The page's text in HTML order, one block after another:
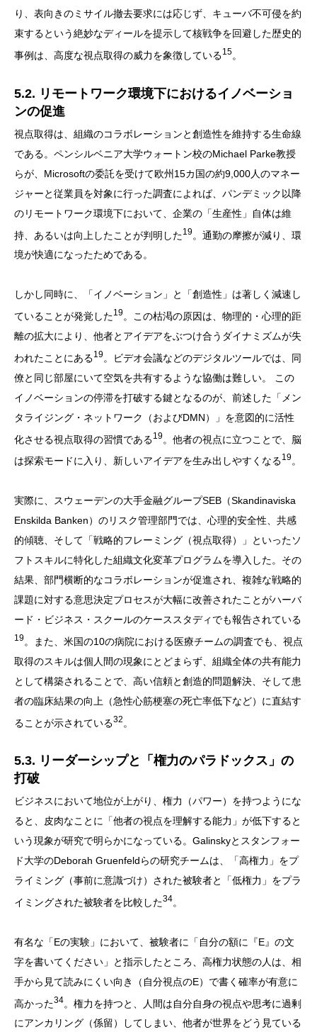
り、表向きのミサイル撤去要求には応じず、キューバ不可侵を約
束するという絶妙なディールを提示して核戦争を回避した歴史的
事例は、高度な視点取得の威力を象徴している15。
5.2. リモートワーク環境下におけるイノベーショ
ンの促進
視点取得は、組織のコラボレーションと創造性を維持する生命線
である。ペンシルベニア大学ウォートン校のMichael Parke教授
らが、Microsoftの委託を受けて欧州15カ国の約9,000人のマネー
ジャーと従業員を対象に行った調査によれば、パンデミック以降
のリモートワーク環境下において、企業の「生産性」自体は維
持、あるいは向上したことが判明した19。通勤の摩擦が減り、環
境が快適になったためである。
しかし同時に、「イノベーション」と「創造性」は著しく減速し
ていることが発覚した19。この枯渇の原因は、物理的・心理的距
離の拡大により、他者とアイデアをぶつけ合うダイナミズムが失
われたことにある19。ビデオ会議などのデジタルツールでは、同
僚と同じ部屋にいて空気を共有するような協働は難しい。 この
イノベーションの停滞を打破する鍵となるのが、前述した「メン
タライジング・ネットワーク（およびDMN）」を意図的に活性
化させる視点取得の習慣である19
。他者の視点に立つことで、脳
は探索モードに入り、新しいアイデアを生み出しやすくなる19。
実際に、スウェーデンの大手金融グループSEB（Skandinaviska
Enskilda Banken）のリスク管理部門では、心理的安全性、共感
的傾聴、そして「戦略的フレーミング（視点取得）」といったソ
フトスキルに特化した組織文化変革プログラムを導入した。その
結果、部門横断的なコラボレーションが促進され、複雑な戦略的
課題に対する意思決定プロセスが大幅に改善されたことがハーバ
ード・ビジネス・スクールのケーススタディでも報告されている
19。また、米国の10の病院における医療チームの調査でも、視点
取得のスキルは個人間の現象にとどまらず、組織全体の共有能力
として構築されることで、高い信頼と創造的問題解決、そして患
者の臨床結果の向上（急性心筋梗塞の死亡率低下など）に直結す
ることが示されている32
5.3. リーダーシップと「権力のパラドックス」の
打破
ビジネスにおいて地位が上がり、権力（パワー）を持つようにな
ると、皮肉なことに「他者の視点を理解する能力」が低下すると
いう現象が研究で明らかになっている。Galinskyとスタンフォー
ド大学のDeborah Gruenfeldらの研究チームは、「高権力」をプ
ライミング（事前に意識づけ）された被験者と「低権力」をプラ
イミングされた被験者を比較した34。
有名な「Eの実験」において、被験者に「自分の額に『E』の文
字を書いてください」と指示したところ、高権力状態の人は、相
手から見て読みにくい向き（自分視点のE）で書く確率が有意に
高かった34。権力を持つと、人間は自分自身の視点や思考に過剰
にアンカリング（係留）してしまい、他者が世界をどう見ている